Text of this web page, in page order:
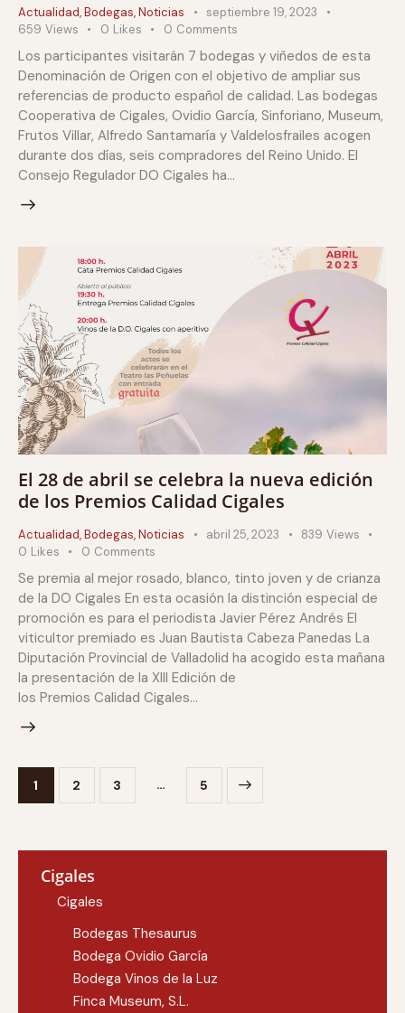
Actualidad,Bodegas,Noticias
septiembre 19, 2023
659 Views 0 Likes 0 Comments
Los participantes visitarán 7 bodegas y viñedos de esta
Denominación de Origen con el objetivo de ampliar sus
referencias de producto español de calidad. Las bodegas
Cooperativa de Cigales, Ovidio García, Sinforiano, Museum,
Frutos Villar, Alfredo Santamaría y Valdelosfrailes acogen
durante dos días, seis compradores del Reino Unido. El
Consejo Regulador DO Cigales ha…
El 28 de abril se celebra la nueva edición
de los Premios Calidad Cigales
Actualidad,Bodegas,Noticias abril 25, 2023 839 Views
0 Likes 0 Comments
Se premia al mejor rosado, blanco, tinto joven y de crianza
de la DO Cigales En esta ocasión la distinción especial de
promoción es para el periodista Javier Pérez Andrés El
viticultor premiado es Juan Bautista Cabeza Panedas La
Diputación Provincial de Valladolid ha acogido esta mañana
la presentación de la XIII Edición de
los Premios Calidad Cigales…
1 2 3 … 5
>
Cigales
Cigales
Bodegas Thesaurus
Bodega Ovidio García
Bodega Vinos de la Luz
Finca Museum, S.L.